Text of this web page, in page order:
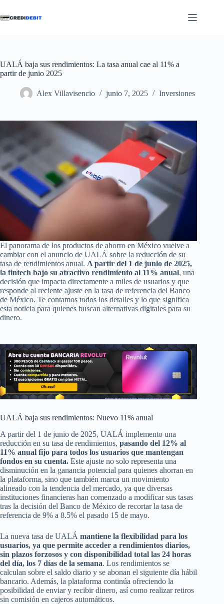
contenido
UALÁ baja sus rendimientos: La tasa anual cae al 11% a
partir de junio 2025
Alex Villavisencio junio 7, 2025 Inversiones
El panorama de los productos de ahorro en México vuelve a
cambiar con el anuncio de UALÁ sobre la reducción de su
tasa de rendimientos anual. A partir del 1 de junio de 2025,
la fintech bajo su atractivo rendimiento al 11% anual, una
decisión que impacta directamente a miles de usuarios y que
responde al reciente ajuste en la tasa de referencia del Banco
de México. Te contamos todos los detalles y lo que significa
esta noticia para quienes buscan alternativas digitales para su
dinero.
UALÁ baja sus rendimientos: Nuevo 11% anual
A partir del 1 de junio de 2025, UALÁ implemento una
reducción en su tasa de rendimientos, pasando del 12% al
11% anual fijo para todos los usuarios que mantengan
fondos en su cuenta. Este ajuste no solo representa una
disminución en la ganancia potencial para quienes ahorran en
la plataforma, sino que también marca un movimiento
alineado con la tendencia del mercado, ya que diversas
instituciones financieras han comenzado a modificar sus tasas
tras la decisión del Banco de México de recortar la tasa de
referencia de 9% a 8.5% el pasado 15 de mayo.
La nueva tasa de UALÁ mantiene la flexibilidad para los
usuarios, ya que permite acceder a rendimientos diarios,
sin plazos forzosos y con disponibilidad total las 24 horas
del día, los 7 días de la semana. Los rendimientos se
calculan sobre el saldo diario y se abonan el siguiente día hábil
bancario. Además, la plataforma continúa ofreciendo la
posibilidad de enviar y recibir dinero, así como realizar retiros
sin comisión en cajeros automáticos.